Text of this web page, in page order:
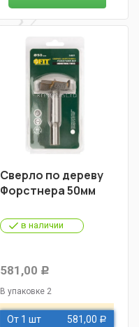
Сверло по дереву
Форстнера 50мм
в наличии
581,00 Р
В упаковке 2
От 1 шт 581,00 Р